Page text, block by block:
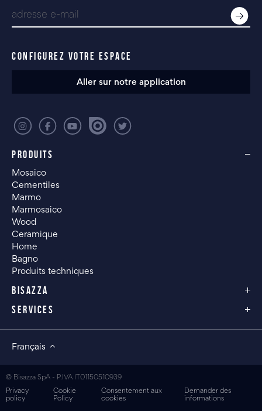
PRODUITS
Mosaico
Cementiles
Marmo
Marmosaico
Wood
Ceramique
Home
Bagno
Produits techniques
BISAZZA
SERVICES
CONFIGUREZ VOTRE ESPACE
Aller sur notre application
Français
© Bisazza SpA - P.IVA IT01150510939
Privacy
policy
Cookie
Policy
Consentement aux
cookies
Demander des
informations